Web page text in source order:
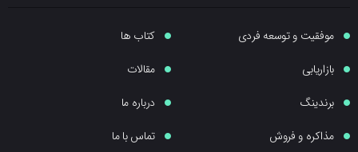
موفقیت و توسعه فردی
بازاریابی
برندینگ
مذاکره و فروش
کتاب ها
مقالات
درباره ما
تماس با ما